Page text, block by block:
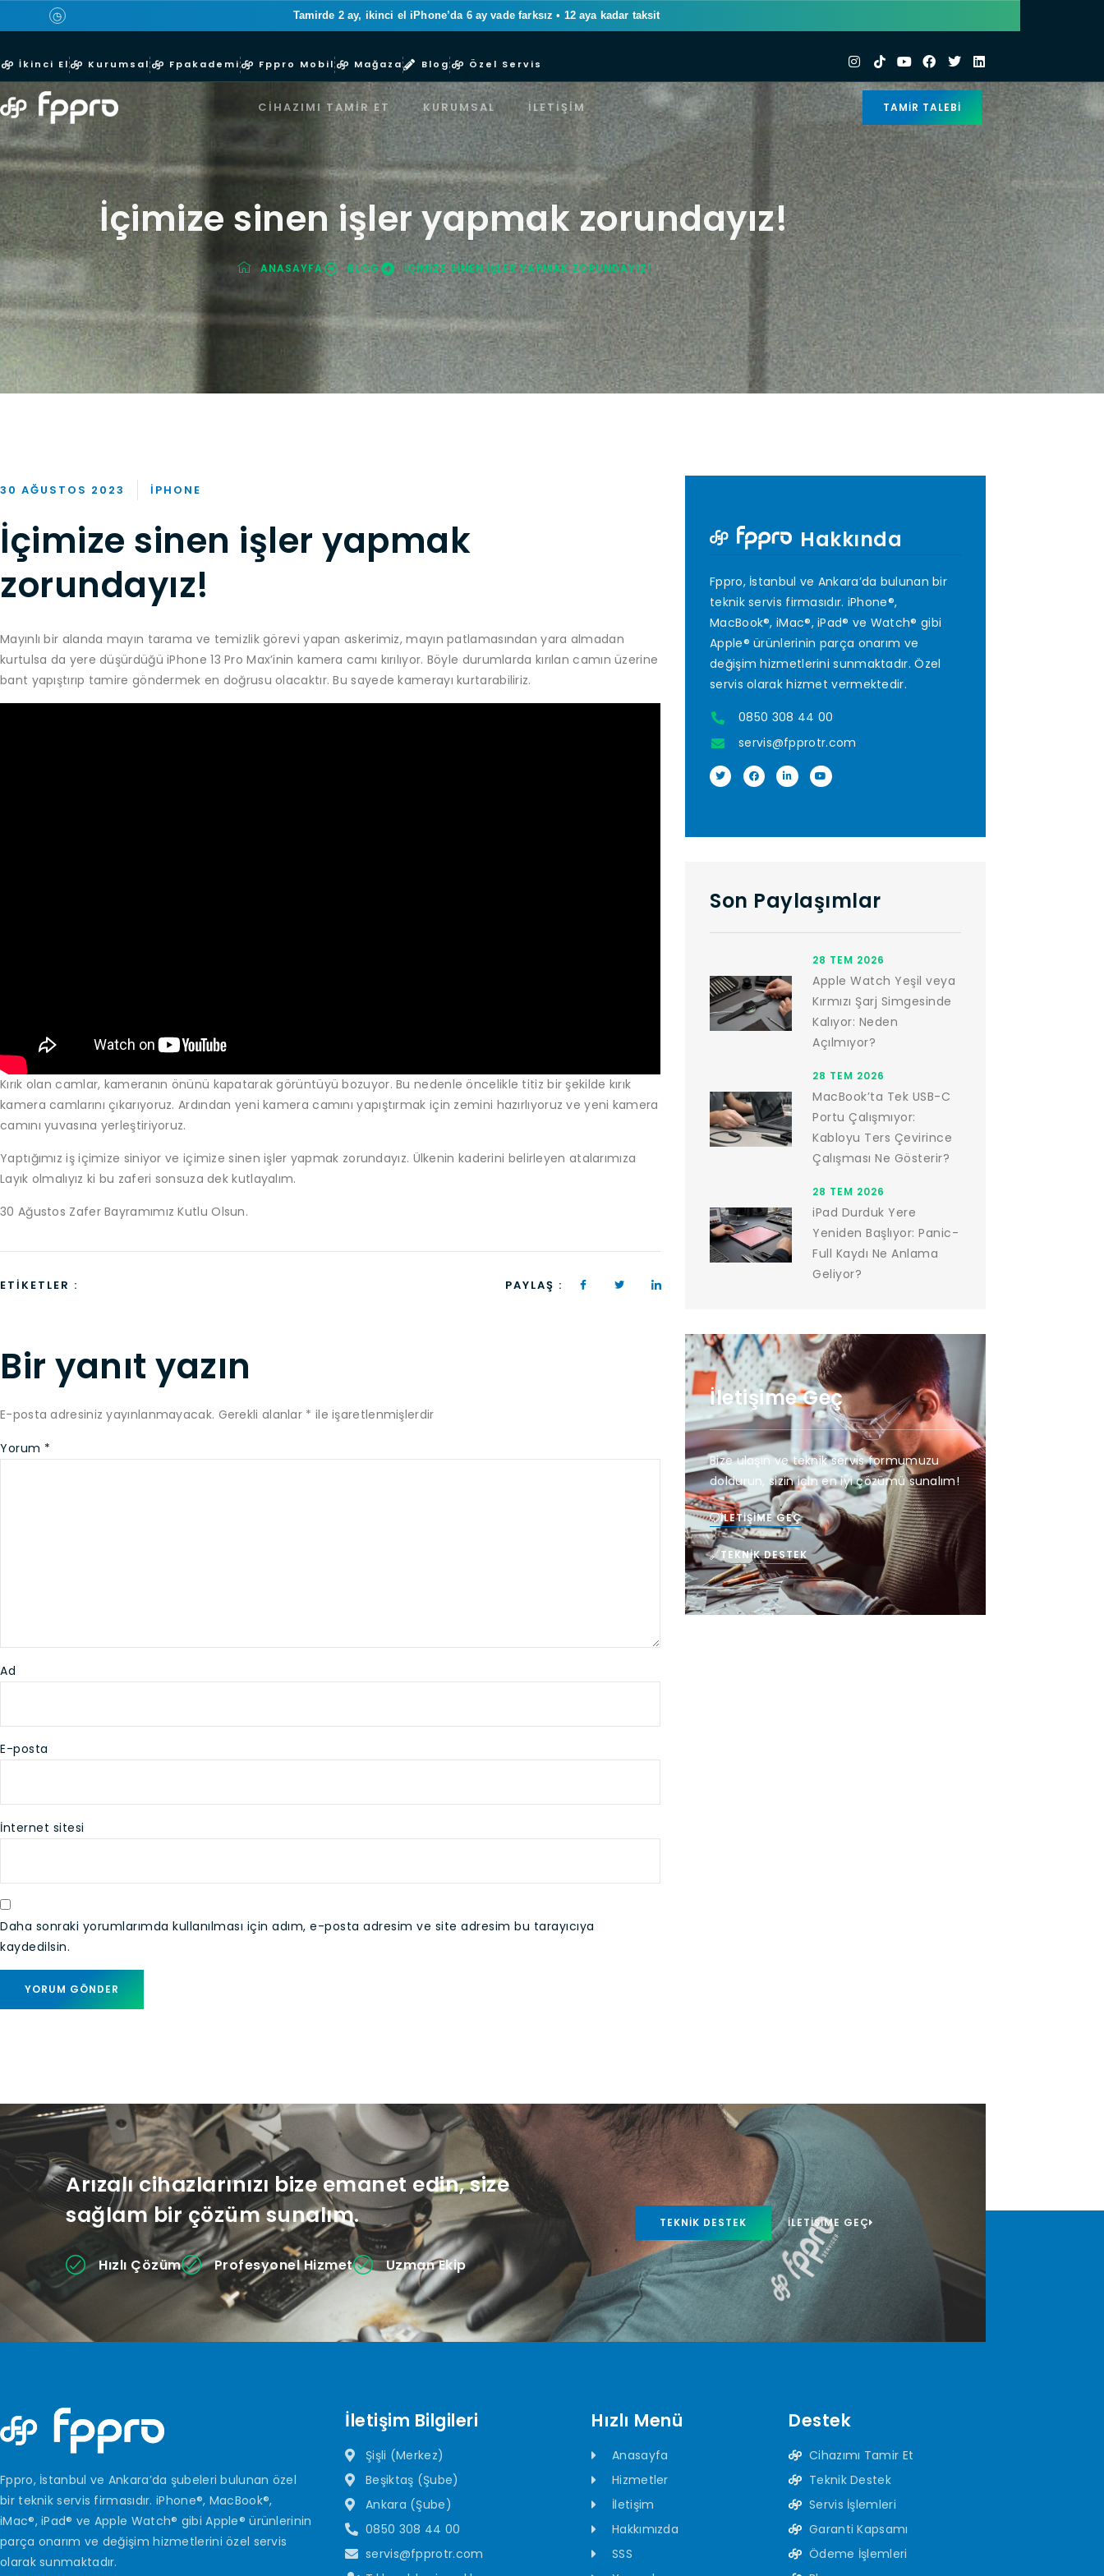
◷ Tamirde 2 ay, ikinci el iPhone’da 6 ay vade farksız • 12 aya kadar taksit
İkinci El Kurumsal Fpakademi Fppro Mobil Mağaza Blog Özel Servis
CIHAZIMI TAMIR ET KURUMSAL İLETIŞIM TAMIR TALEBI
İçimize sinen işler yapmak zorundayız!
ANASAYFA BLOG İÇIMIZE SINEN IŞLER YAPMAK ZORUNDAYIZ!
30 AĞUSTOS 2023 IPHONE
İçimize sinen işler yapmak
zorundayız!
Mayınlı bir alanda mayın tarama ve temizlik görevi yapan askerimiz, mayın patlamasından yara almadan
kurtulsa da yere düşürdüğü iPhone 13 Pro Max’inin kamera camı kırılıyor. Böyle durumlarda kırılan camın üzerine
bant yapıştırıp tamire göndermek en doğrusu olacaktır. Bu sayede kamerayı kurtarabiliriz.
Kırık olan camlar, kameranın önünü kapatarak görüntüyü bozuyor. Bu nedenle öncelikle titiz bir şekilde kırık
kamera camlarını çıkarıyoruz. Ardından yeni kamera camını yapıştırmak için zemini hazırlıyoruz ve yeni kamera
camını yuvasına yerleştiriyoruz.
Yaptığımız iş içimize siniyor ve içimize sinen işler yapmak zorundayız. Ülkenin kaderini belirleyen atalarımıza
Layık olmalıyız ki bu zaferi sonsuza dek kutlayalım.
30 Ağustos Zafer Bayramımız Kutlu Olsun.
ETIKETLER : PAYLAŞ :
Bir yanıt yazın
E-posta adresiniz yayınlanmayacak. Gerekli alanlar * ile işaretlenmişlerdir
Yorum *
Ad
E-posta
İnternet sitesi
Daha sonraki yorumlarımda kullanılması için adım, e-posta adresim ve site adresim bu tarayıcıya
kaydedilsin.
Hakkında
Fppro, İstanbul ve Ankara’da bulunan bir
teknik servis firmasıdır. iPhone®,
MacBook®, iMac®, iPad® ve Watch® gibi
Apple® ürünlerinin parça onarım ve
değişim hizmetlerini sunmaktadır. Özel
servis olarak hizmet vermektedir.
0850 308 44 00
servis@fpprotr.com
Son Paylaşımlar
28 TEM 2026
Apple Watch Yeşil veya
Kırmızı Şarj Simgesinde
Kalıyor: Neden
Açılmıyor?
28 TEM 2026
MacBook’ta Tek USB-C
Portu Çalışmıyor:
Kabloyu Ters Çevirince
Çalışması Ne Gösterir?
28 TEM 2026
iPad Durduk Yere
Yeniden Başlıyor: Panic-
Full Kaydı Ne Anlama
Geliyor?
İletişime Geç
Bize ulaşın ve teknik servis formumuzu
doldurun, sizin için en iyi çözümü sunalım!
İLETIŞIME GEÇ
TEKNIK DESTEK
Arızalı cihazlarınızı bize emanet edin, size
sağlam bir çözüm sunalım.
Hızlı Çözüm Profesyonel Hizmet Uzman Ekip
TEKNIK DESTEK İLETIŞIME GEÇ
Fppro, İstanbul ve Ankara’da şubeleri bulunan özel
bir teknik servis firmasıdır. iPhone®, MacBook®,
iMac®, iPad® ve Apple Watch® gibi Apple® ürünlerinin
parça onarım ve değişim hizmetlerini özel servis
olarak sunmaktadır.
İletişim Bilgileri
Şişli (Merkez)
Beşiktaş (Şube)
Ankara (Şube)
0850 308 44 00
servis@fpprotr.com
Hızlı Menü
Anasayfa
Hizmetler
İletişim
Hakkımızda
SSS
Destek
Cihazımı Tamir Et
Teknik Destek
Servis İşlemleri
Garanti Kapsamı
Ödeme İşlemleri